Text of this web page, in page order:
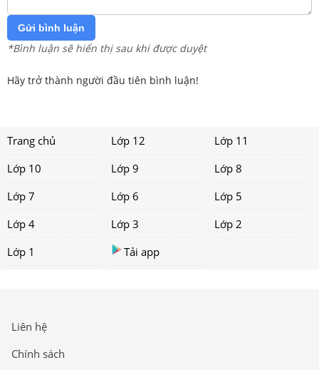
Gửi bình luận
*Bình luận sẽ hiển thị sau khi được duyệt
Hãy trở thành người đầu tiên bình luận!
Trang chủ Lớp 12
Lớp 11
Lớp 10
Lớp 9
Lớp 8
Lớp 7
Lớp 6
Lớp 5
Lớp 4
Lớp 3
Lớp 2
Lớp 1
Tải app
Liên hệ
Chính sách